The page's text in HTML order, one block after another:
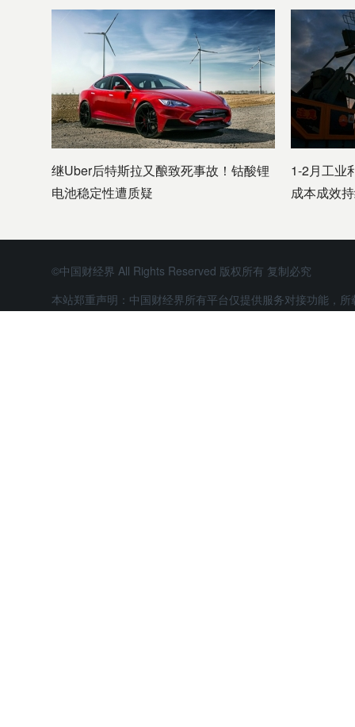
继Uber后特斯拉又酿致死事故！钴酸锂
电池稳定性遭质疑
1-2月工业
成本成效
©中国财经界 All Rights Reserved 版权所有 复制必究
本站郑重声明：中国财经界所有平台仅提供服务对接功能，